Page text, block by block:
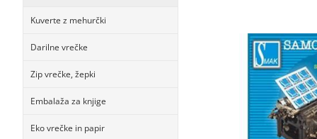
Kuverte z mehurčki
Darilne vrečke
Zip vrečke, žepki
Embalaža za knjige
Eko vrečke in papir